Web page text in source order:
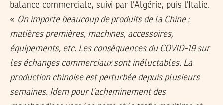
balance commerciale, suivi par l’Algérie, puis l’Italie.
« On importe beaucoup de produits de la Chine :
matières premières, machines, accessoires,
équipements, etc. Les conséquences du COVID-19 sur
les échanges commerciaux sont inéluctables. La
production chinoise est perturbée depuis plusieurs
semaines. Idem pour l’acheminement des